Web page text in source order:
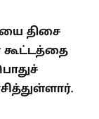
திசை
கூட்டத்தை